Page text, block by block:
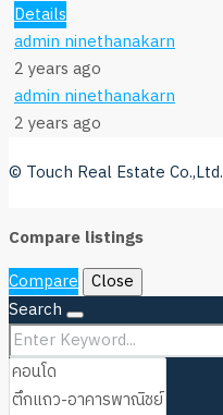
Details
admin ninethanakarn
2 years ago
admin ninethanakarn
2 years ago
© Touch Real Estate Co.,Ltd.
Compare listings
Compare Close
Search